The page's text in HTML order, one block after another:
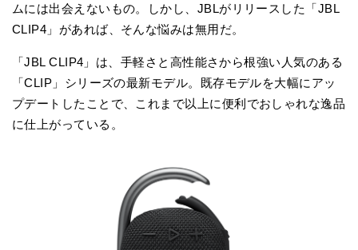
ムには出会えないもの。しかし、JBLがリリースした「JBL
CLIP4」があれば、そんな悩みは無用だ。
「JBL CLIP4」は、手軽さと高性能さから根強い人気のある
「CLIP」シリーズの最新モデル。既存モデルを大幅にアッ
プデートしたことで、これまで以上に便利でおしゃれな逸品
に仕上がっている。